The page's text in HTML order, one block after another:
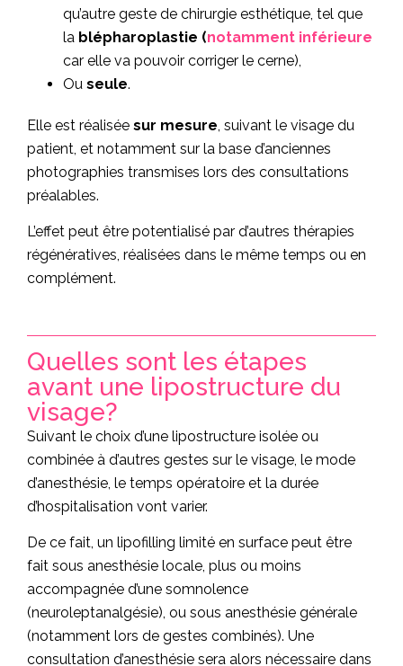
qu’autre geste de chirurgie esthétique, tel que
la blépharoplastie (notamment inférieure
car elle va pouvoir corriger le cerne),
Ou seule.
Elle est réalisée sur mesure, suivant le visage du
patient, et notamment sur la base d’anciennes
photographies transmises lors des consultations
préalables.
L’effet peut être potentialisé par d’autres thérapies
régénératives, réalisées dans le même temps ou en
complément.
Quelles sont les étapes
avant une lipostructure du
visage?
Suivant le choix d’une lipostructure isolée ou
combinée à d’autres gestes sur le visage, le mode
d’anesthésie, le temps opératoire et la durée
d’hospitalisation vont varier.
De ce fait, un lipofilling limité en surface peut être
fait sous anesthésie locale, plus ou moins
accompagnée d’une somnolence
(neuroleptanalgésie), ou sous anesthésie générale
(notamment lors de gestes combinés). Une
consultation d’anesthésie sera alors nécessaire dans